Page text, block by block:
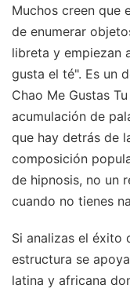
Muchos creen que
de enumerar
libreta y empiezan
gusta el té". Es un
Chao Me Gustas
acumulación de
que hay detrás de
composición
de hipnosis, no un
cuando no tienes
Si analizas el éxito
estructura se
latina y africana